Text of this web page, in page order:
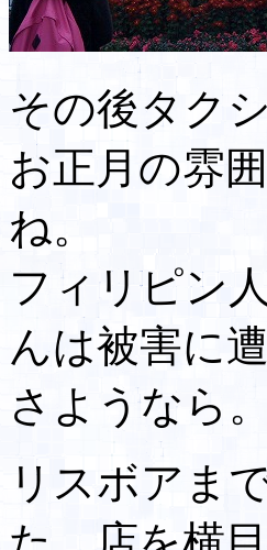
その後タク
お正月の雰
ね。
フィリピン
んは被害に
さようなら。
リスボアま